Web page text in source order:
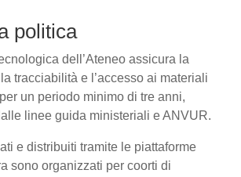
politica
dell’Ateneo assicura la
tracciabilità e l’accesso ai materiali
un periodo minimo di tre anni,
linee guida ministeriali e ANVUR.
e distribuiti tramite le piattaforme
sono organizzati per coorti di